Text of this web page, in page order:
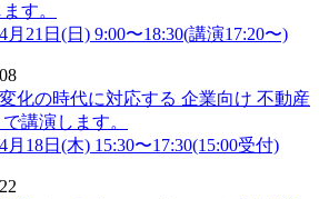
す。
月21日(日) 9:00〜18:30(講演17:20〜)
化の時代に対応する 企業向け 不動産
講演します。
月18日(木) 15:30〜17:30(15:00受付)